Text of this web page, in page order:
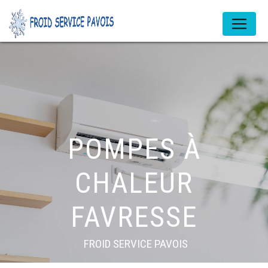
POMPES À
CHALEUR
FAVRESSE
FROID SERVICE PAVOIS
Panneau de gestion des cookies